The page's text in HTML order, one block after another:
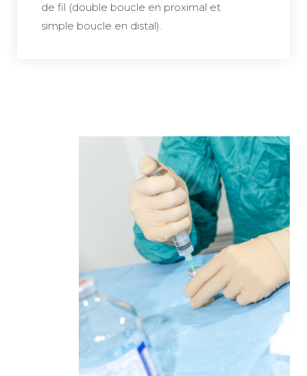
de fil (double boucle en proximal et
simple boucle en distal).